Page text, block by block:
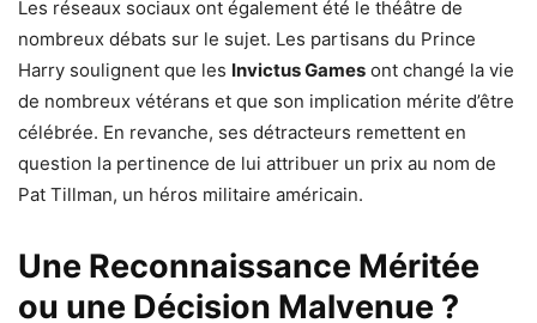
Les réseaux sociaux ont également été le théâtre de
nombreux débats sur le sujet. Les partisans du Prince
Harry soulignent que les Invictus Games ont changé la vie
de nombreux vétérans et que son implication mérite d’être
célébrée. En revanche, ses détracteurs remettent en
question la pertinence de lui attribuer un prix au nom de
Pat Tillman, un héros militaire américain.
Une Reconnaissance Méritée
ou une Décision Malvenue ?